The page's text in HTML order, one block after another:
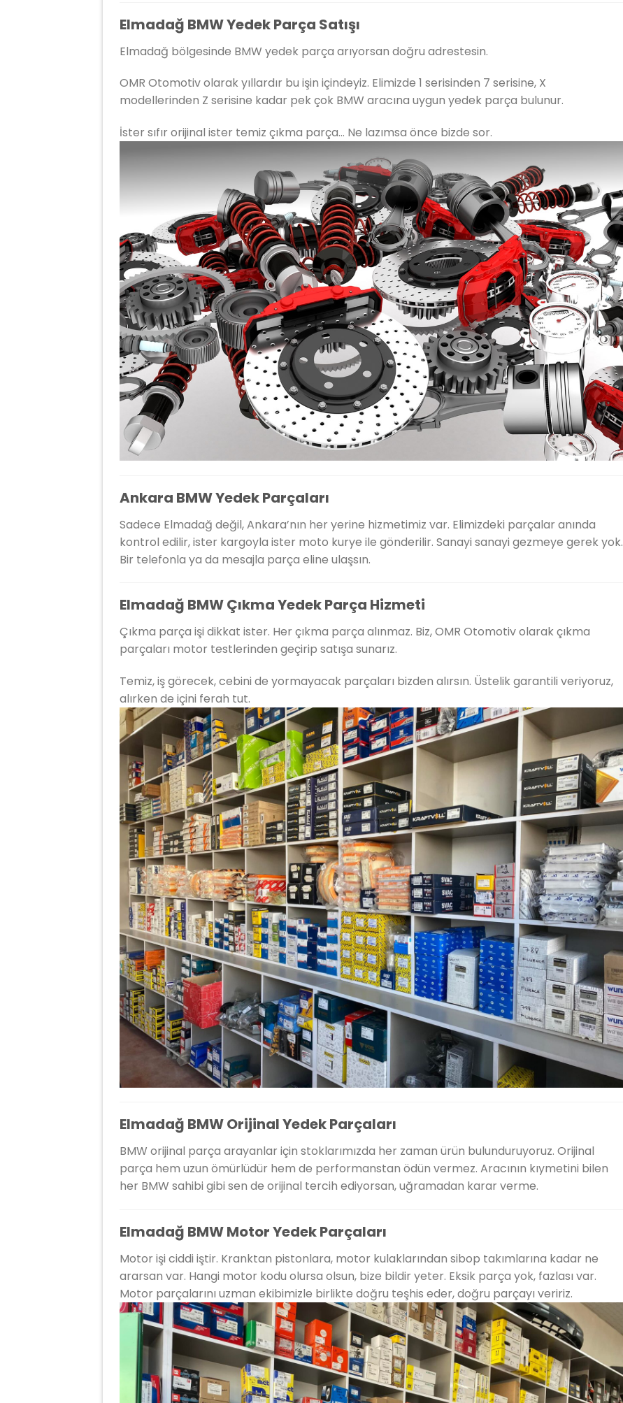
Elmadağ BMW Yedek Parça Satışı
Elmadağ bölgesinde BMW yedek parça arıyorsan doğru adrestesin.
OMR Otomotiv olarak yıllardır bu işin içindeyiz. Elimizde 1 serisinden 7 serisine, X
modellerinden Z serisine kadar pek çok BMW aracına uygun yedek parça bulunur.
İster sıfır orijinal ister temiz çıkma parça… Ne lazımsa önce bizde sor.
Ankara BMW Yedek Parçaları
Sadece Elmadağ değil, Ankara’nın her yerine hizmetimiz var. Elimizdeki parçalar anında
kontrol edilir, ister kargoyla ister moto kurye ile gönderilir. Sanayi sanayi gezmeye gerek yok.
Bir telefonla ya da mesajla parça eline ulaşsın.
Elmadağ BMW Çıkma Yedek Parça Hizmeti
Çıkma parça işi dikkat ister. Her çıkma parça alınmaz. Biz, OMR Otomotiv olarak çıkma
parçaları motor testlerinden geçirip satışa sunarız.
Temiz, iş görecek, cebini de yormayacak parçaları bizden alırsın. Üstelik garantili veriyoruz,
alırken de içini ferah tut.
Elmadağ BMW Orijinal Yedek Parçaları
BMW orijinal parça arayanlar için stoklarımızda her zaman ürün bulunduruyoruz. Orijinal
parça hem uzun ömürlüdür hem de performanstan ödün vermez. Aracının kıymetini bilen
her BMW sahibi gibi sen de orijinal tercih ediyorsan, uğramadan karar verme.
Elmadağ BMW Motor Yedek Parçaları
Motor işi ciddi iştir. Kranktan pistonlara, motor kulaklarından sibop takımlarına kadar ne
ararsan var. Hangi motor kodu olursa olsun, bize bildir yeter. Eksik parça yok, fazlası var.
Motor parçalarını uzman ekibimizle birlikte doğru teşhis eder, doğru parçayı veririz.